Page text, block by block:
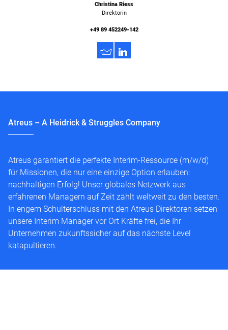
Christina Riess
Direktorin
+49 89 452249-142
h 3
Atreus – A Heidrick & Struggles Company
Atreus garantiert die perfekte Interim-Ressource (m/w/d)
für Missionen, die nur eine einzige Option erlauben:
nachhaltigen Erfolg! Unser globales Netzwerk aus
erfahrenen Managern auf Zeit zählt weltweit zu den besten.
In engem Schulterschluss mit den Atreus Direktoren setzen
unsere Interim Manager vor Ort Kräfte frei, die Ihr
Unternehmen zukunftssicher auf das nächste Level
katapultieren.